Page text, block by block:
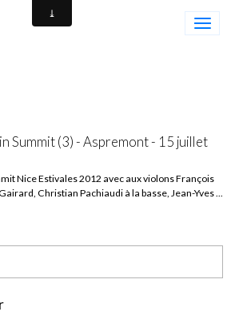
Summit (3) - Aspremont - 15 juillet
Nice Estivales 2012 avec aux violons François
Christian Pachiaudi à la basse, Jean-Yves ...